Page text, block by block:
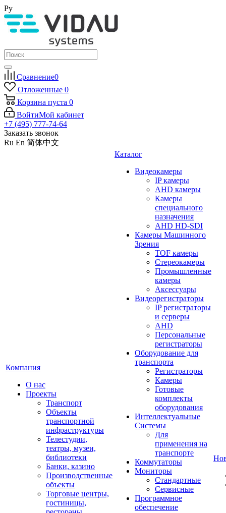
Ру
Сравнение0
Отложенные 0
Корзина пуста 0
ВойтиМой кабинет
+7 (495) 777-74-64
Заказать звонок
Ru En 简体中文
Компания
О нас
Проекты
Транспорт
Объекты
транспортной
инфраструктуры
Телестудии,
театры, музеи,
библиотеки
Банки, казино
Производственные
объекты
Торговые центры,
гостиницы,
Каталог
Видеокамеры
IP камеры
AHD камеры
Камеры
специального
назначения
AHD HD-SDI
Камеры Машинного
Зрения
TOF камеры
Стереокамеры
Промышленные
камеры
Аксессуары
Видеорегистраторы
IP регистраторы
и серверы
AHD
Персональные
регистраторы
Оборудование для
транспорта
Регистраторы
Камеры
Готовые
комплекты
оборудования
Интеллектуальные
Системы
Для
применения на
транспорте
Коммутаторы
Мониторы
Стандартные
Сервисные
Программное
обеспечение